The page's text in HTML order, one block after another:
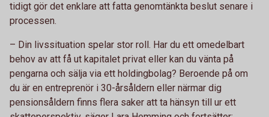
tidigt gör det enklare att fatta genomtänkta beslut senare i
processen.
– Din livssituation spelar stor roll. Har du ett omedelbart
behov av att få ut kapitalet privat eller kan du vänta på
pengarna och sälja via ett holdingbolag? Beroende på om
du är en entreprenör i 30-årsåldern eller närmar dig
pensionsåldern finns flera saker att ta hänsyn till ur ett